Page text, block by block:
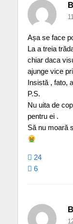
Așa se face
La a treia
chiar daca
ajunge vice
Insistă , fato,
P.S.
Nu uita de
pentru ei .
Să nu moară
24
6